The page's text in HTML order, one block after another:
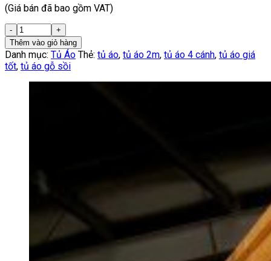
(Giá bán đã bao gồm VAT)
Thêm vào giỏ hàng
Danh mục: Tủ Áo Thẻ: tủ áo, tủ áo 2m, tủ áo 4 cánh, tủ áo giá
tốt, tủ áo gỗ sồi